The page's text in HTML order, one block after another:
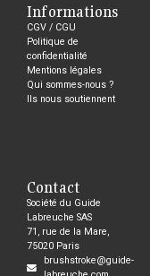
Informations
CGV / CGU
Politique de
confidentialité
Mentions légales
Qui sommes-nous ?
Ils nous soutiennent
Contact
Société du Guide
Labreuche SAS
71, rue de la Mare,
75020 Paris
brushstroke@guide-